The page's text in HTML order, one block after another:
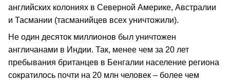
английских колониях в Северной Америке, Австралии
и Тасмании (тасманийцев всех уничтожили).
Не один десяток миллионов был уничтожен
англичанами в Индии. Так, менее чем за 20 лет
пребывания британцев в Бенгалии население региона
сократилось почти на 20 млн человек – более чем